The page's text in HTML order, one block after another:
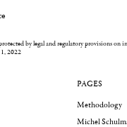
by legal and regulatory provisions on
2022
PAGES
Methodology
Michel